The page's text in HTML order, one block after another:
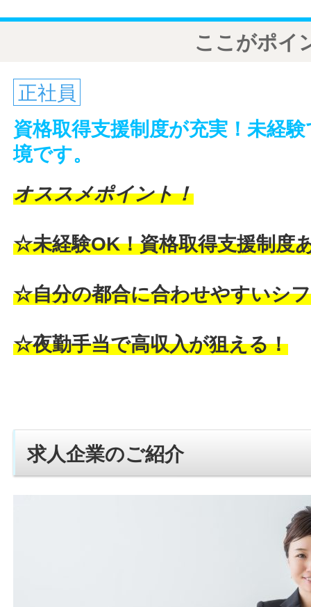
ここがポイ
正社員
資格取得支援制度が充実！未経
境です。
オススメポイント！
☆未経験OK！資格取得支援制度
☆自分の都合に合わせやすいシ
☆夜勤手当で高収入が狙える！
求人企業のご紹介